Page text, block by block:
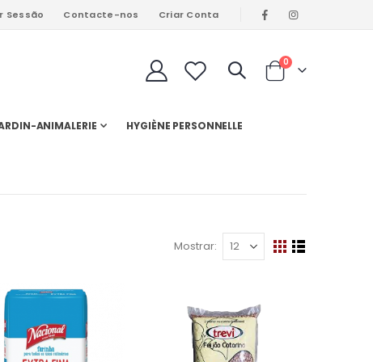
Sessão Contacte-nos Criar Conta
Cart
0artigos
ANIMALERIE HYGIÈNE PERSONNELLE
Mostrar
VerGrelha
Lista